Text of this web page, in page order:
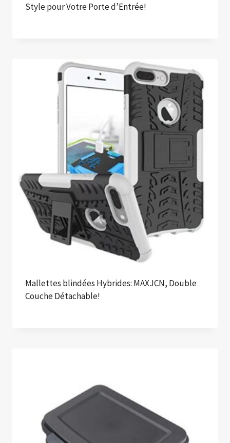
Style pour Votre Porte d’Entrée!
Mallettes blindées Hybrides: MAXJCN, Double
Couche Détachable!